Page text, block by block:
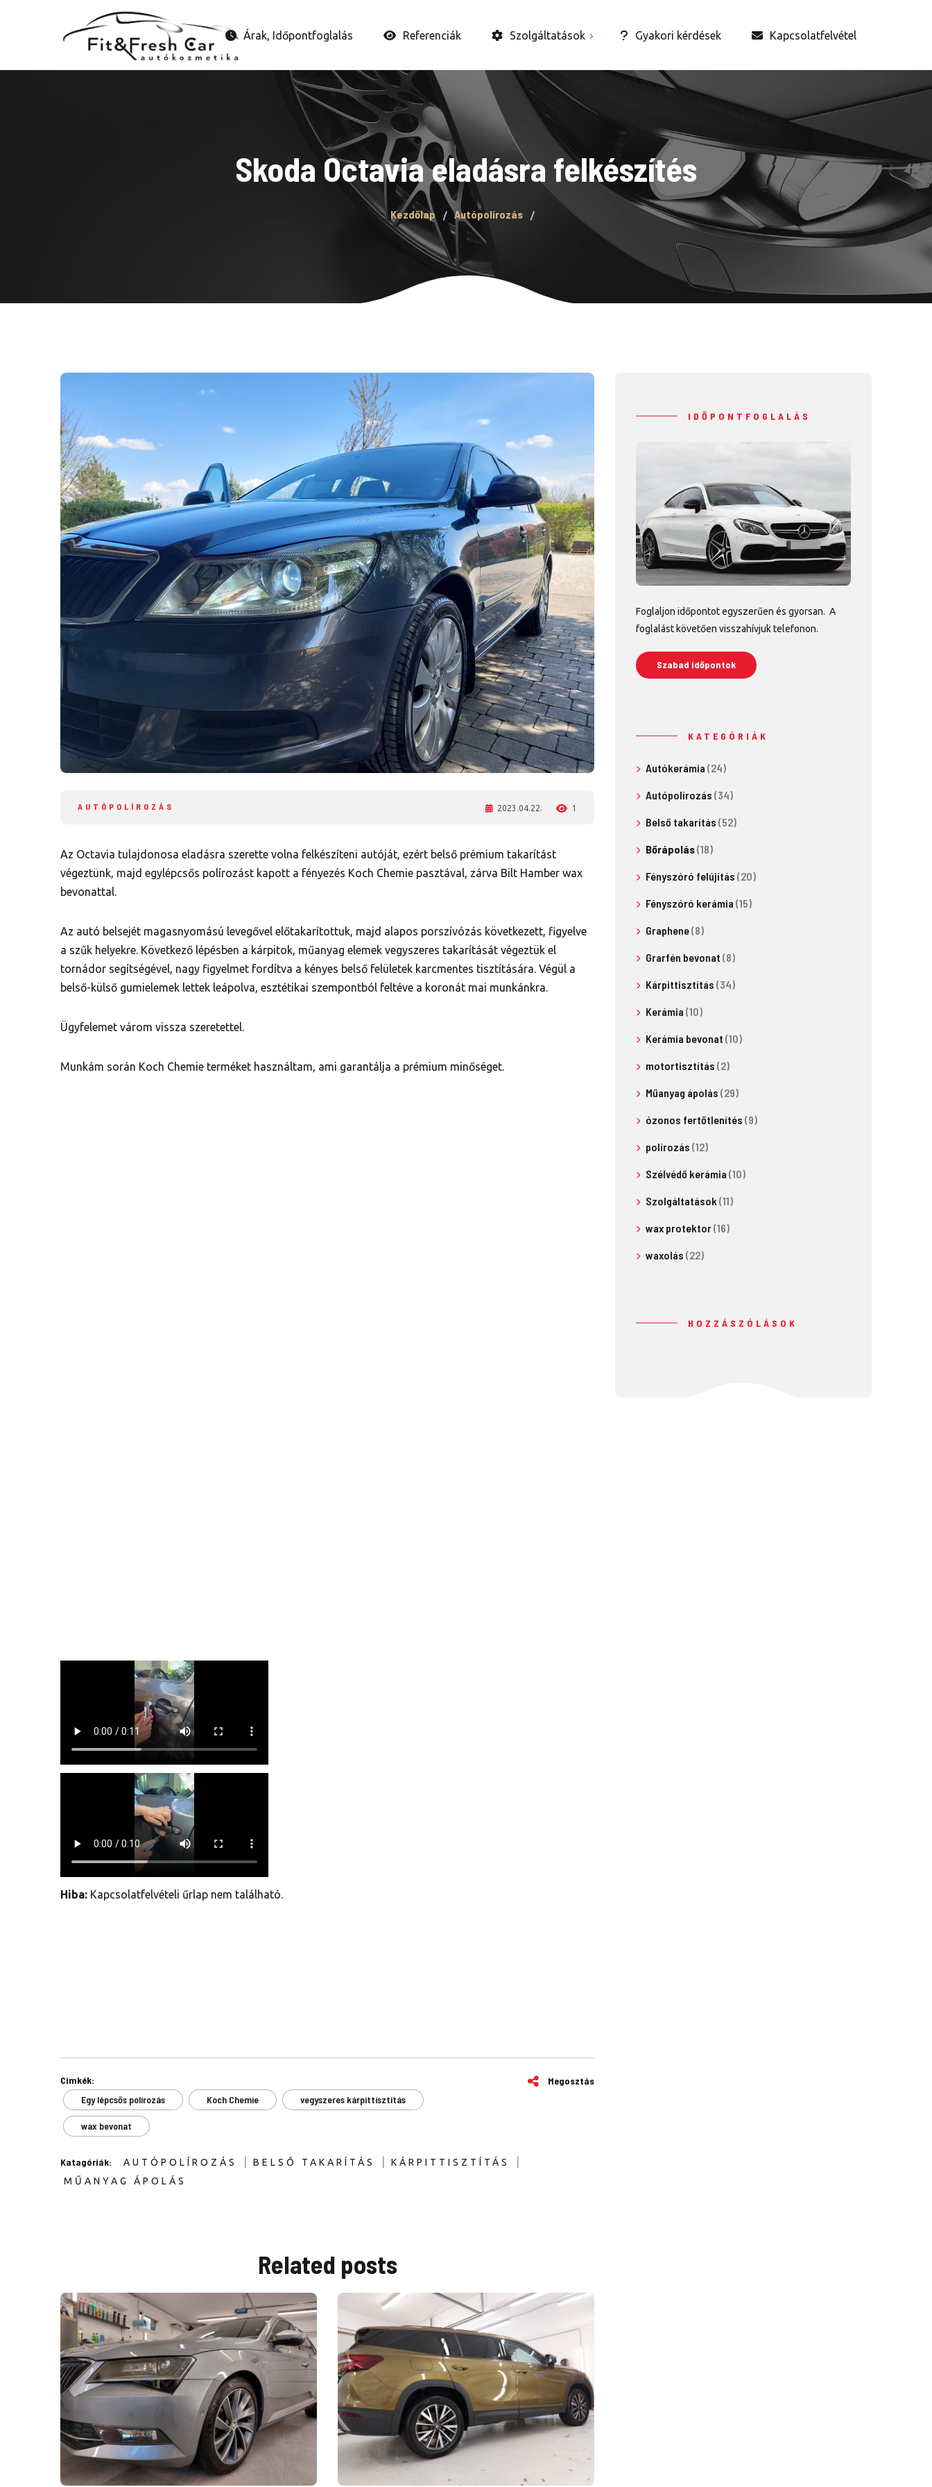
Árak, Időpontfoglalás Referenciák Szolgáltatások
Autó belső takarítás
Autópolírozás
Autókerámia és WAX
Bevonatok
Fényszóró felújítás
Ózongenerátoros
fertőtlenítés
Gyakori kérdések Kapcsolatfelvétel
Skoda Octavia eladásra felkészítés
Kezdőlap Autópolírozás
AUTÓPOLÍROZÁS 2023.04.22. 1
Az Octavia tulajdonosa eladásra szerette volna felkészíteni autóját, ezért belső prémium takarítást
végeztünk, majd egylépcsős polírozást kapott a fényezés Koch Chemie pasztával, zárva Bilt Hamber wax
bevonattal.
Az autó belsejét magasnyomású levegővel előtakarítottuk, majd alapos porszívózás következett, figyelve
a szűk helyekre. Következő lépésben a kárpitok, műanyag elemek vegyszeres takarítását végeztük el
tornádor segítségével, nagy figyelmet fordítva a kényes belső felületek karcmentes tisztítására. Végül a
belső-külső gumielemek lettek leápolva, esztétikai szempontból feltéve a koronát mai munkánkra.
Ügyfelemet várom vissza szeretettel.
Munkám során Koch Chemie terméket használtam, ami garantálja a prémium minőséget.
Hiba: Kapcsolatfelvételi űrlap nem található.
Cimkék:
Egy lépcsős polírozás
Koch Chemie vegyszeres kárpittisztítás
wax bevonat
Megosztás
Katagóriák: AUTÓPOLÍROZÁS BELSŐ TAKARÍTÁS KÁRPITTISZTÍTÁS
MŰANYAG ÁPOLÁS
Related posts
IDŐPONTFOGLALÁS
Foglaljon időpontot egyszerűen és gyorsan. A
foglalást követően visszahívjuk telefonon.
Szabad időpontok
KATEGÓRIÁK
Autókerámia (24)
Autópolírozás (34)
Belső takarítás (52)
Bőrápolás(18)
Fényszóró felújítás (20)
Fényszóró kerámia (15)
Graphene(8)
Grarfén bevonat (8)
Kárpittisztítás (34)
Kerámia (10)
Kerámia bevonat (10)
motortisztítás (2)
Műanyag ápolás (29)
ózonos fertőtlenítés (9)
polírozás (12)
Szélvédő kerámia (10)
Szolgáltatások (11)
wax protektor(16)
waxolás (22)
HOZZÁSZÓLÁSOK